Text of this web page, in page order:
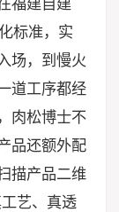
标准，实
场，到慢火
道工序都经
肉松博士不
品还额外配
描产品二维
艺、真透